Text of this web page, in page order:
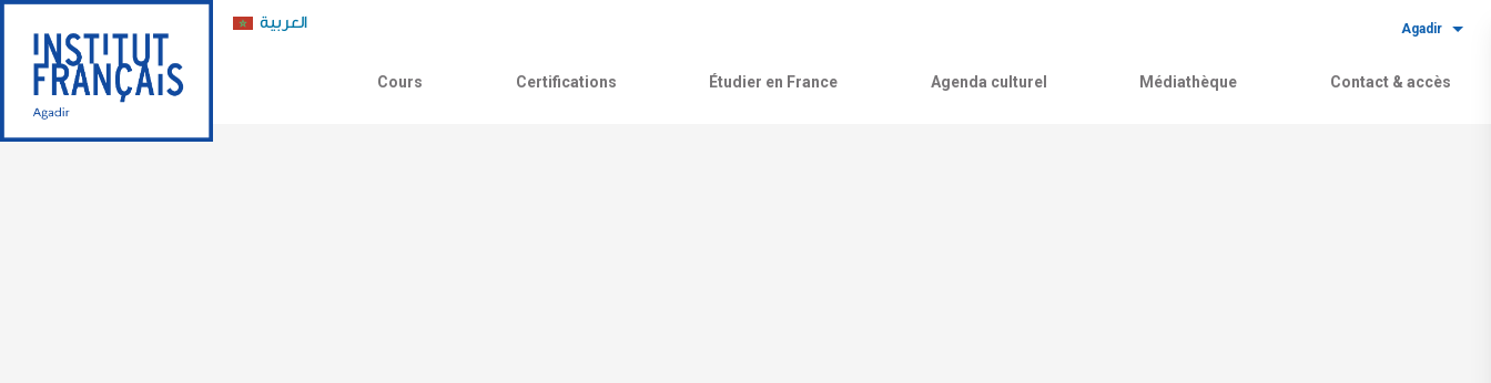
العربية Agadir
Cours Certifications Étudier en France Agenda culturel Médiathèque Contact & accès